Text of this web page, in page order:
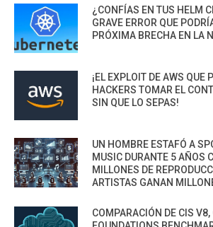
¿CONFÍAS EN TUS HELM
GRAVE ERROR QUE
PRÓXIMA BRECHA EN LA
¡EL EXPLOIT DE AWS QUE
HACKERS TOMAR EL
SIN QUE LO SEPAS!
UN HOMBRE ESTAFÓ A
MUSIC DURANTE 5 AÑOS
MILLONES DE
ARTISTAS GANAN
COMPARACIÓN DE CIS V8,